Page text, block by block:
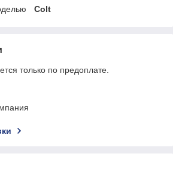
Colt
только по предоплате.